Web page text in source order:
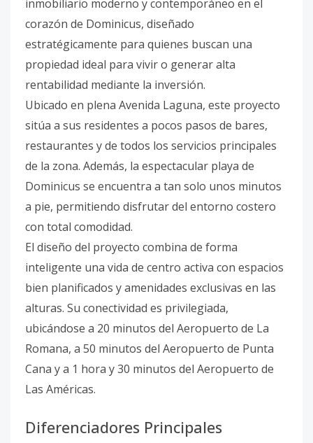
inmobiliario moderno y contemporáneo en el
corazón de Dominicus, diseñado
estratégicamente para quienes buscan una
propiedad ideal para vivir o generar alta
rentabilidad mediante la inversión.
Ubicado en plena Avenida Laguna, este proyecto
sitúa a sus residentes a pocos pasos de bares,
restaurantes y de todos los servicios principales
de la zona. Además, la espectacular playa de
Dominicus se encuentra a tan solo unos minutos
a pie, permitiendo disfrutar del entorno costero
con total comodidad.
El diseño del proyecto combina de forma
inteligente una vida de centro activa con espacios
bien planificados y amenidades exclusivas en las
alturas. Su conectividad es privilegiada,
ubicándose a 20 minutos del Aeropuerto de La
Romana, a 50 minutos del Aeropuerto de Punta
Cana y a 1 hora y 30 minutos del Aeropuerto de
Las Américas.
Diferenciadores Principales